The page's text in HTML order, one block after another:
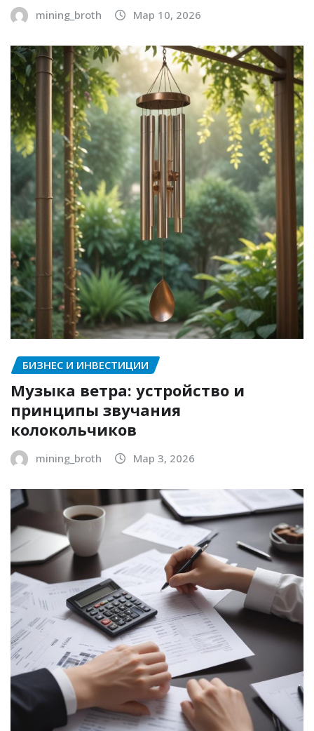
mining_broth Мар 10, 2026
БИЗНЕС И ИНВЕСТИЦИИ
Музыка ветра: устройство и
принципы звучания
колокольчиков
mining_broth Мар 3, 2026